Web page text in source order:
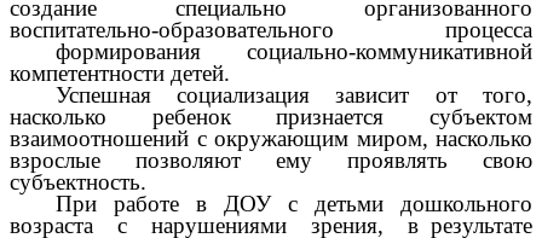
создание специально организованного
воспитательно-образовательного процесса
формирования социально-коммуникативной
компетентности детей.
Успешная социализация зависит от того,
насколько ребенок признается субъектом
взаимоотношений с окружающим миром, насколько
взрослые позволяют ему проявлять свою
субъектность.
При работе в ДОУ с детьми дошкольного
возраста с нарушениями зрения, в результате